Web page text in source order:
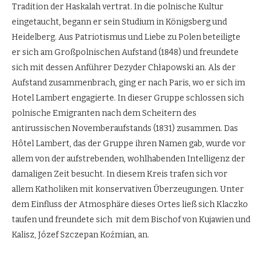
Tradition der Haskalah vertrat. In die polnische Kultur
eingetaucht, begann er sein Studium in Königsberg und
Heidelberg. Aus Patriotismus und Liebe zu Polen beteiligte
er sich am Großpolnischen Aufstand (1848) und freundete
sich mit dessen Anführer Dezyder Chłapowski an. Als der
Aufstand zusammenbrach, ging er nach Paris, wo er sich im
Hotel Lambert engagierte. In dieser Gruppe schlossen sich
polnische Emigranten nach dem Scheitern des
antirussischen Novemberaufstands (1831) zusammen. Das
Hôtel Lambert, das der Gruppe ihren Namen gab, wurde vor
allem von der aufstrebenden, wohlhabenden Intelligenz der
damaligen Zeit besucht. In diesem Kreis trafen sich vor
allem Katholiken mit konservativen Überzeugungen. Unter
dem Einfluss der Atmosphäre dieses Ortes ließ sich Klaczko
taufen und freundete sich mit dem Bischof von Kujawien und
Kalisz, Józef Szczepan Koźmian, an.